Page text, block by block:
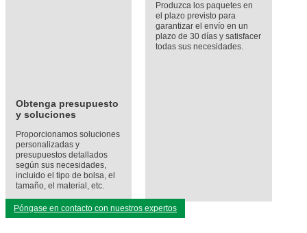
Obtenga presupuesto
y soluciones
Proporcionamos soluciones
personalizadas y
presupuestos detallados
según sus necesidades,
incluido el tipo de bolsa, el
tamaño, el material, etc.
Produzca los paquetes en
el plazo previsto para
garantizar el envío en un
plazo de 30 días y satisfacer
todas sus necesidades.
Póngase en contacto con nuestros expertos